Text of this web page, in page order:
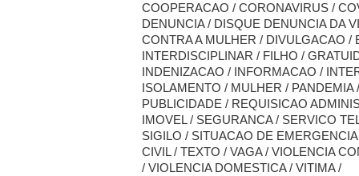
COOPERACAO / CORONAVIRUS /
DENUNCIA / DISQUE DENUNCIA DA
CONTRA A MULHER / DIVULGACAO /
INTERDISCIPLINAR / FILHO /
INDENIZACAO / INFORMACAO /
ISOLAMENTO / MULHER / PANDEMIA
PUBLICIDADE / REQUISICAO
IMOVEL / SEGURANCA / SERVICO
SIGILO / SITUACAO DE
CIVIL / TEXTO / VAGA / VIOLENCIA
/ VIOLENCIA DOMESTICA / VITIMA /